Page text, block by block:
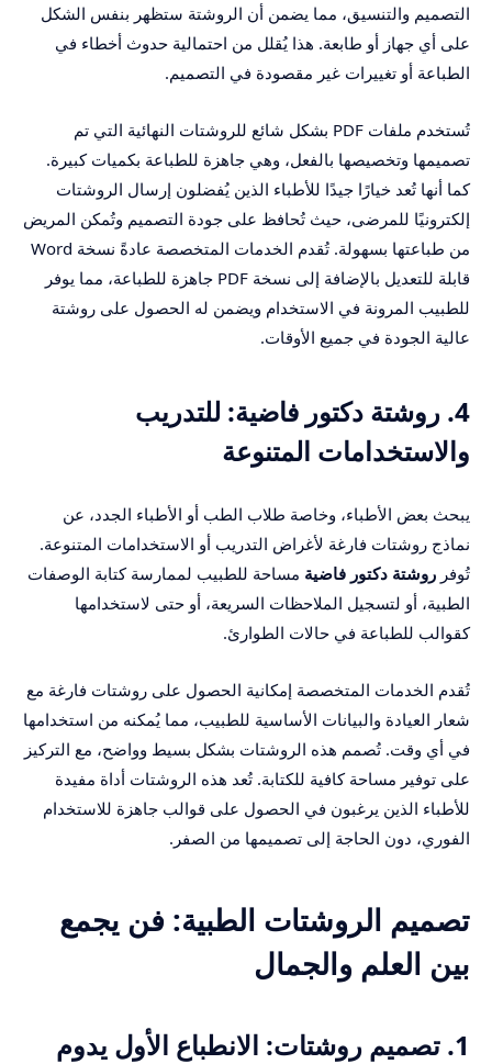
التصميم والتنسيق، مما يضمن أن الروشتة ستظهر بنفس الشكل
على أي جهاز أو طابعة. هذا يُقلل من احتمالية حدوث أخطاء في
الطباعة أو تغييرات غير مقصودة في التصميم.
تُستخدم ملفات PDF بشكل شائع للروشتات النهائية التي تم
تصميمها وتخصيصها بالفعل، وهي جاهزة للطباعة بكميات كبيرة.
كما أنها تُعد خيارًا جيدًا للأطباء الذين يُفضلون إرسال الروشتات
إلكترونيًا للمرضى، حيث تُحافظ على جودة التصميم وتُمكن المريض
من طباعتها بسهولة. تُقدم الخدمات المتخصصة عادةً نسخة Word
قابلة للتعديل بالإضافة إلى نسخة PDF جاهزة للطباعة، مما يوفر
للطبيب المرونة في الاستخدام ويضمن له الحصول على روشتة
عالية الجودة في جميع الأوقات.
4. روشتة دكتور فاضية: للتدريب
والاستخدامات المتنوعة
يبحث بعض الأطباء، وخاصة طلاب الطب أو الأطباء الجدد، عن
نماذج روشتات فارغة لأغراض التدريب أو الاستخدامات المتنوعة.
تُوفر روشتة دكتور فاضية مساحة للطبيب لممارسة كتابة الوصفات
الطبية، أو لتسجيل الملاحظات السريعة، أو حتى لاستخدامها
كقوالب للطباعة في حالات الطوارئ.
تُقدم الخدمات المتخصصة إمكانية الحصول على روشتات فارغة مع
شعار العيادة والبيانات الأساسية للطبيب، مما يُمكنه من استخدامها
في أي وقت. تُصمم هذه الروشتات بشكل بسيط وواضح، مع التركيز
على توفير مساحة كافية للكتابة. تُعد هذه الروشتات أداة مفيدة
للأطباء الذين يرغبون في الحصول على قوالب جاهزة للاستخدام
الفوري، دون الحاجة إلى تصميمها من الصفر.
تصميم الروشتات الطبية: فن يجمع
بين العلم والجمال
1. تصميم روشتات: الانطباع الأول يدوم